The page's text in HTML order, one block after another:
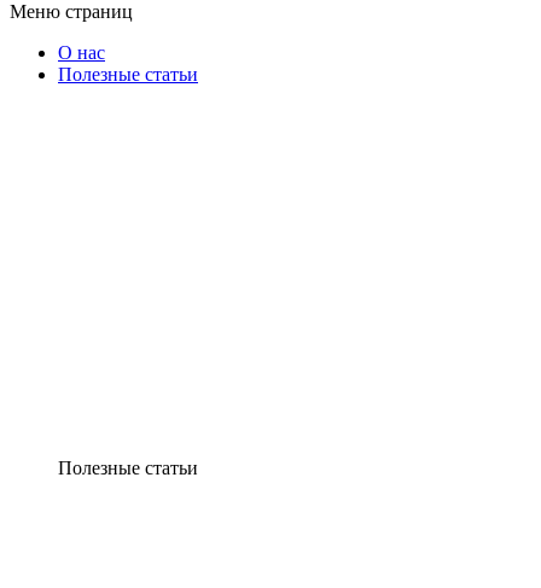
Меню страниц
О нас
Полезные статьи
Полезные статьи